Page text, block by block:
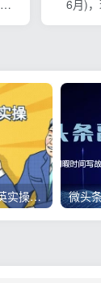
6月)
2022Tiktok从小白到精英实操，0-1保姆级实操全程无忧，多种变现赚钱方式